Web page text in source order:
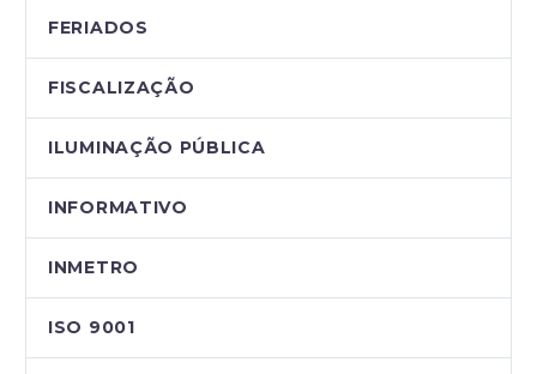
FERIADOS
FISCALIZAÇÃO
ILUMINAÇÃO PÚBLICA
INFORMATIVO
INMETRO
ISO 9001